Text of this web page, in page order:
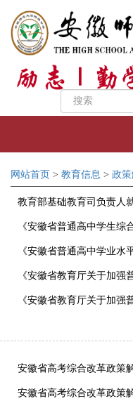
网站首页 > 教育信息 > 政
《安徽省普通高中学生综
《安徽省普通高中学业水
安徽省高考综合改革政策
安徽省高考综合改革政策